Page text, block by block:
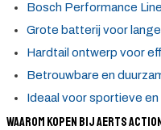
Bosch Performance
Grote batterij voor
Hardtail ontwerp voor
Betrouwbare en
Ideaal voor sportieve
Waarom kopen bij Aerts